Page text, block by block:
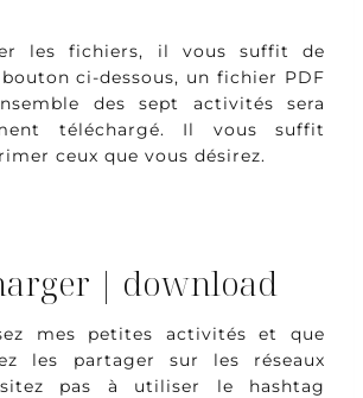
les fichiers, il vous suffit de
ci-dessous, un fichier PDF
des sept activités sera
téléchargé. Il vous suffit
ceux que vous désirez.
| download
mes petites activités et que
les partager sur les réseaux
pas à utiliser le hashtag